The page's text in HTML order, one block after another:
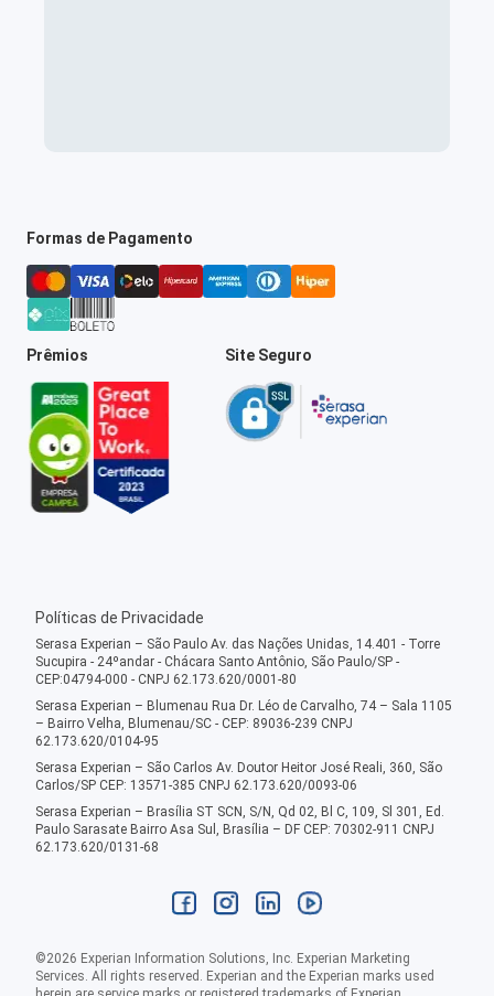
Formas de Pagamento
Prêmios Site Seguro
Políticas de Privacidade
Serasa Experian – São Paulo Av. das Nações Unidas, 14.401 - Torre
Sucupira - 24ºandar - Chácara Santo Antônio, São Paulo/SP -
CEP:04794-000 - CNPJ 62.173.620/0001-80
Serasa Experian – Blumenau Rua Dr. Léo de Carvalho, 74 – Sala 1105
– Bairro Velha, Blumenau/SC - CEP: 89036-239 CNPJ
62.173.620/0104-95
Serasa Experian – São Carlos Av. Doutor Heitor José Reali, 360, São
Carlos/SP CEP: 13571-385 CNPJ 62.173.620/0093-06
Serasa Experian – Brasília ST SCN, S/N, Qd 02, Bl C, 109, Sl 301, Ed.
Paulo Sarasate Bairro Asa Sul, Brasília – DF CEP: 70302-911 CNPJ
62.173.620/0131-68
©2026 Experian Information Solutions, Inc. Experian Marketing
Services. All rights reserved. Experian and the Experian marks used